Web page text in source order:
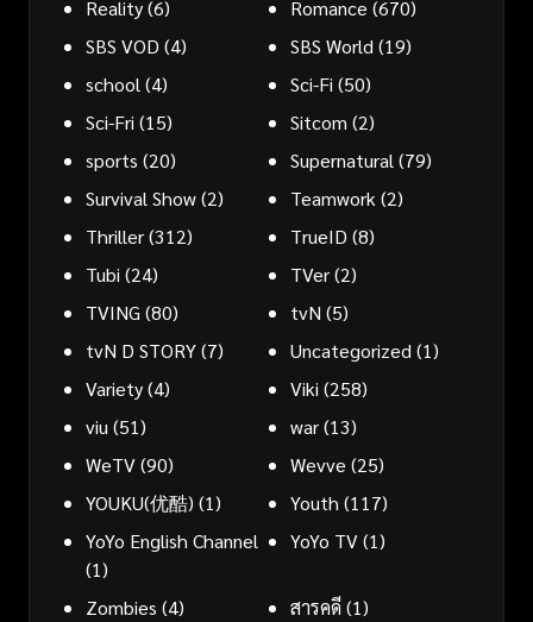
Reality(6) Romance (670)
SBS VOD (4) SBS World (19)
school (4) Sci-Fi (50)
Sci-Fri (15) Sitcom (2)
sports (20) Supernatural (79)
Survival Show(2) Teamwork (2)
Thriller(312) TrueID (8)
Tubi (24) TVer(2)
TVING (80) tvN (5)
tvN D STORY(7) Uncategorized (1)
Variety(4) Viki (258)
viu (51) war(13)
WeTV(90) Wevve (25)
YOUKU(优酷) (1) Youth (117)
YoYo English Channel
(1)
YoYo TV(1)
Zombies (4) สารคดี(1)